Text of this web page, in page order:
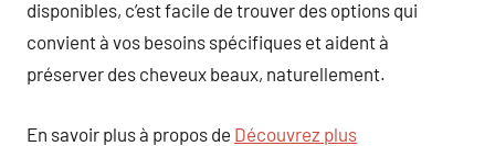
disponibles, c’est facile de trouver des options qui
convient à vos besoins spécifiques et aident à
préserver des cheveux beaux, naturellement.
En savoir plus à propos de Découvrez plus